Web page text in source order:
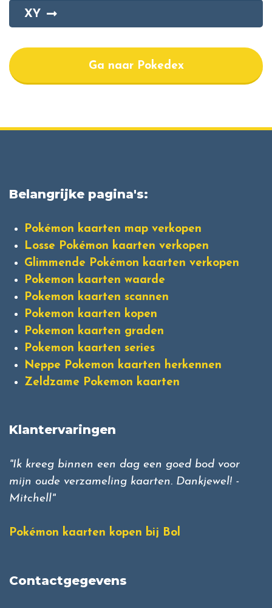
XY
Ga naar Pokedex
Belangrijke pagina's:
Pokémon kaarten map verkopen
Losse Pokémon kaarten verkopen
Glimmende Pokémon kaarten verkopen
Pokemon kaarten waarde
Pokemon kaarten scannen
Pokemon kaarten kopen
Pokemon kaarten graden
Pokemon kaarten series
Neppe Pokemon kaarten herkennen
Zeldzame Pokemon kaarten
Klantervaringen
"Ik kreeg binnen een dag een goed bod voor
mijn oude verzameling kaarten. Dankjewel! -
Mitchell"
Pokémon kaarten kopen bij Bol
Contactgegevens